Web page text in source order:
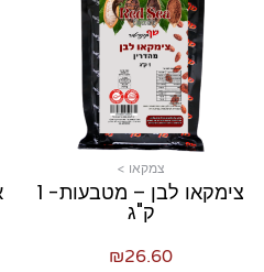
צמקאו >
צימקאו לבן – מטבעות- 1
ק"ג
₪26.60